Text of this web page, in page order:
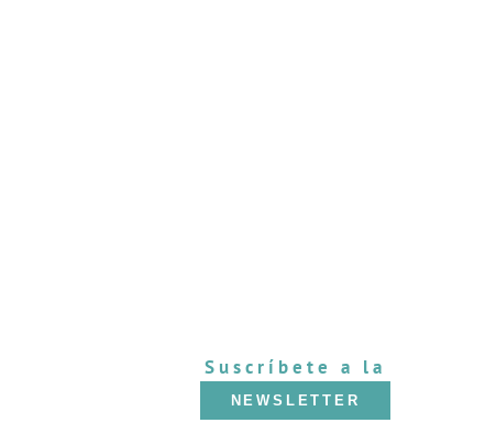
Suscríbete a la
NEWSLETTER